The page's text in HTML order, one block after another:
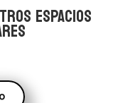
ESPACIOS